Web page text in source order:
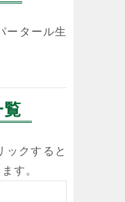
ータール生
覧
ックすると
す。